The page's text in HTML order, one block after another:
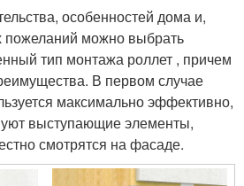
особенностей дома и,
пожеланий можно выбрать
тип монтажа роллет , причем
В первом случае
максимально эффективно,
выступающие элементы,
смотрятся на фасаде.